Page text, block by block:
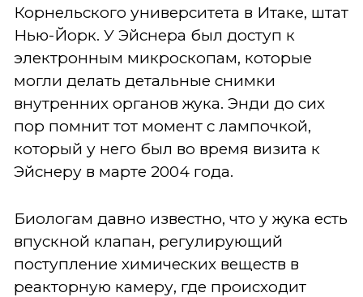
Корнельского университета в Итаке, штат
Нью-Йорк. У Эйснера был доступ к
электронным микроскопам, которые
могли делать детальные снимки
внутренних органов жука. Энди до сих
пор помнит тот момент с лампочкой,
который у него был во время визита к
Эйснеру в марте 2004 года.
Биологам давно известно, что у жука есть
впускной клапан, регулирующий
поступление химических веществ в
реакторную камеру, где происходит